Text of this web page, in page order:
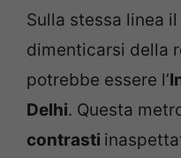
Sulla stessa linea
dimenticarsi della
potrebbe essere l’
Delhi. Questa
contrasti